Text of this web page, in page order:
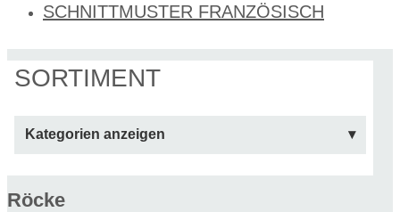
SCHNITTMUSTER FRANZÖSISCH
SORTIMENT
Kategorien anzeigen
Röcke